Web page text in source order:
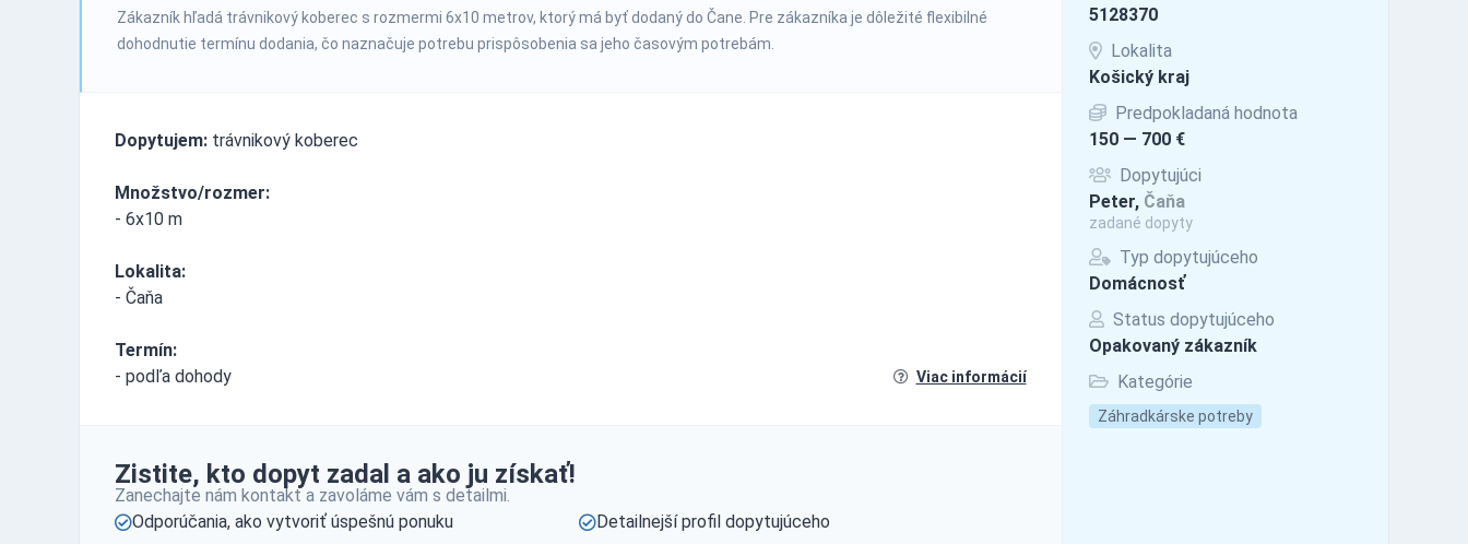
5128370
Lokalita
Košický kraj
Predpokladaná hodnota
150 — 700 €
Dopytujúci
Peter, Čaňa
zadané dopyty
Typ dopytujúceho
Domácnosť
Status dopytujúceho
Opakovaný zákazník
Kategórie
Záhradkárske potreby
Zákazník hľadá trávnikový koberec s rozmermi 6x10 metrov, ktorý má byť dodaný do Čane. Pre zákazníka je dôležité flexibilné
dohodnutie termínu dodania, čo naznačuje potrebu prispôsobenia sa jeho časovým potrebám.
Dopytujem: trávnikový koberec
Množstvo/rozmer:
- 6x10 m
Lokalita:
- Čaňa
Termín:
- podľa dohody
Viac informácií
Zistite, kto dopyt zadal a ako ju získať!
Zanechajte nám kontakt a zavoláme vám s detailmi.
Odporúčania, ako vytvoriť úspešnú ponuku
Detailnejší profil dopytujúceho